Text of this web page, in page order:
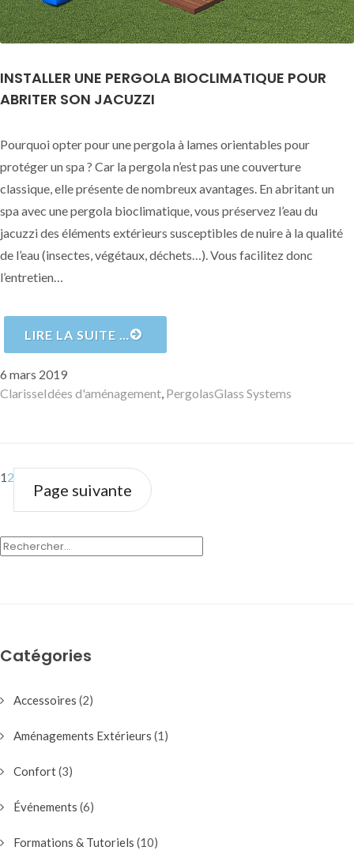
INSTALLER UNE PERGOLA BIOCLIMATIQUE POUR
ABRITER SON JACUZZI
Pourquoi opter pour une pergola à lames orientables pour
protéger un spa ? Car la pergola n’est pas une couverture
classique, elle présente de nombreux avantages. En abritant un
spa avec une pergola bioclimatique, vous préservez l’eau du
jacuzzi des éléments extérieurs susceptibles de nuire à la qualité
de l’eau (insectes, végétaux, déchets…). Vous facilitez donc
l’entretien…
LIRE LA SUITE …
Publié
le
6 mars 2019
Auteur
ClarisseCatégories
Idées d'aménagement, PergolasMots-
Glass Systems
Page
1Page
2
Page suivante
RECHERCHER :
Catégories
Accessoires (2)
Aménagements Extérieurs (1)
Confort(3)
Événements (6)
Formations & Tutoriels (10)